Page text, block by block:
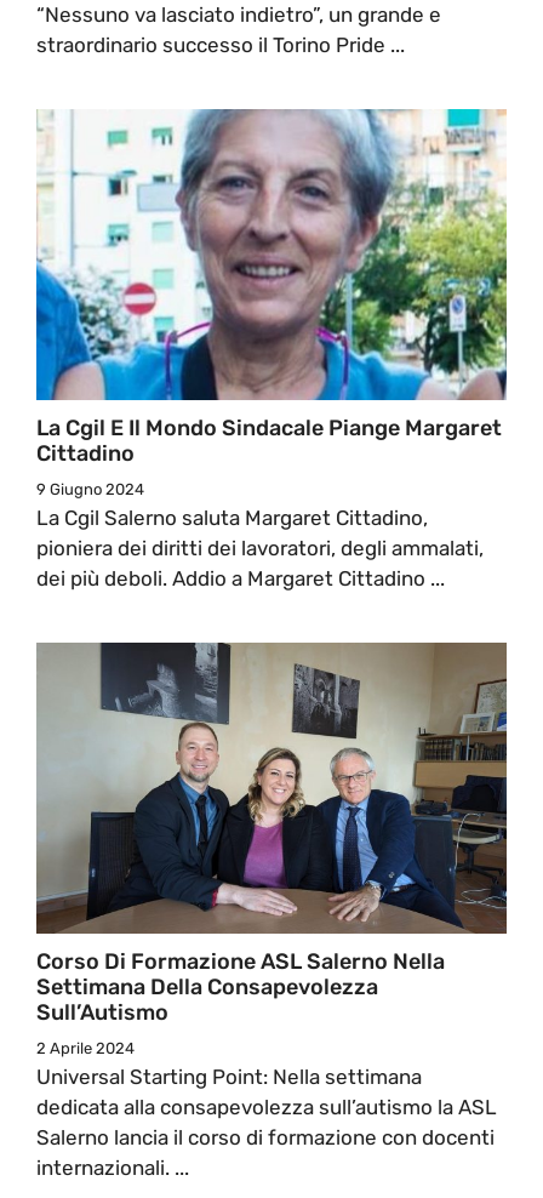
“Nessuno va lasciato indietro”, un grande e
straordinario successo il Torino Pride ...
La Cgil E Il Mondo Sindacale Piange Margaret
Cittadino
9 Giugno 2024
La Cgil Salerno saluta Margaret Cittadino,
pioniera dei diritti dei lavoratori, degli ammalati,
dei più deboli. Addio a Margaret Cittadino ...
Corso Di Formazione ASL Salerno Nella
Settimana Della Consapevolezza
Sull’Autismo
2 Aprile 2024
Universal Starting Point: Nella settimana
dedicata alla consapevolezza sull’autismo la ASL
Salerno lancia il corso di formazione con docenti
internazionali. ...